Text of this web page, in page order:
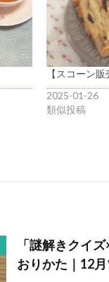
【スコーン
2025-01-26
類似投稿
「謎解きクイ
おりかた｜12